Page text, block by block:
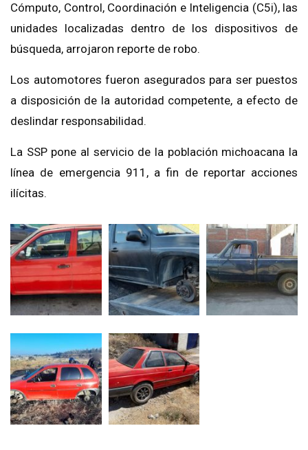
Cómputo, Control, Coordinación e Inteligencia (C5i), las
unidades localizadas dentro de los dispositivos de
búsqueda, arrojaron reporte de robo.
Los automotores fueron asegurados para ser puestos
a disposición de la autoridad competente, a efecto de
deslindar responsabilidad.
La SSP pone al servicio de la población michoacana la
línea de emergencia 911, a fin de reportar acciones
ilícitas.